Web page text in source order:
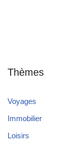
Thèmes
Voyages
Immobilier
Loisirs